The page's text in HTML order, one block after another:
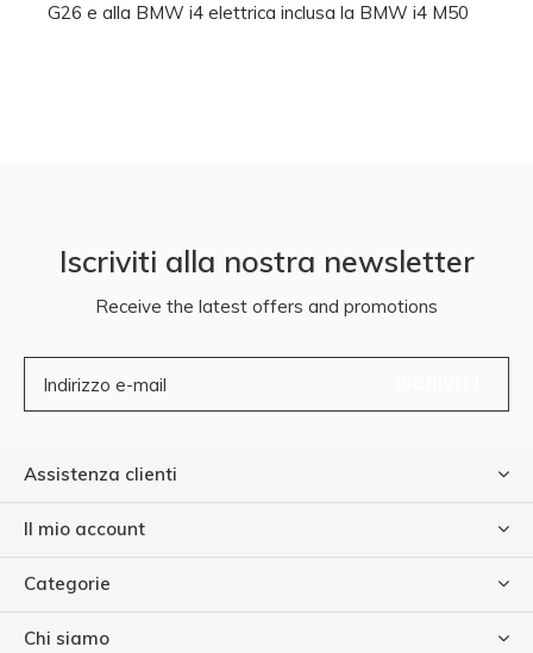
G26 e alla BMW i4 elettrica inclusa la BMW i4 M50
Iscriviti alla nostra newsletter
Receive the latest offers and promotions
Assistenza clienti
Il mio account
Categorie
Chi siamo